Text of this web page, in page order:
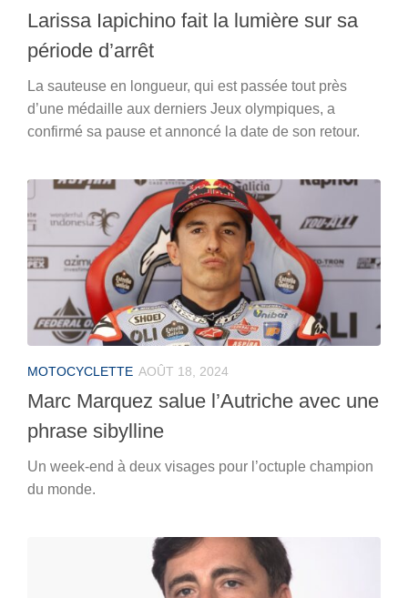
Larissa Iapichino fait la lumière sur sa
période d’arrêt
La sauteuse en longueur, qui est passée tout près
d’une médaille aux derniers Jeux olympiques, a
confirmé sa pause et annoncé la date de son retour.
MOTOCYCLETTE AOÛT 18, 2024
Marc Marquez salue l’Autriche avec une
phrase sibylline
Un week-end à deux visages pour l’octuple champion
du monde.